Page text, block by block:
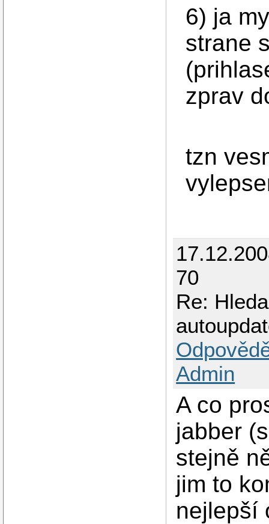
6) ja
strane
zprav
tzn
70
Re:
Admin
A co
jabber
stejně
jim to
nejlepší